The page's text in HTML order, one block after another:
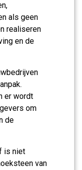
als geen
realiseren
en de
er wordt
om
de
is niet
van